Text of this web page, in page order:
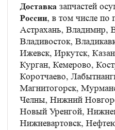
Доставка запчастей
России, в том числе по
Астрахань, Владимир,
Владивосток,
Ижевск, Иркутск,
Курган, Кемерово,
Коротчаево,
Магнитогорск,
Челны, Нижний
Новый Уренгой,
Нижневартовск,